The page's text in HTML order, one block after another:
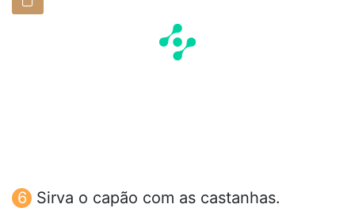
Sirva o capão com as castanhas.